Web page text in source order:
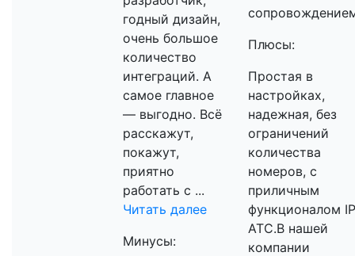
годный дизайн,
очень большое
количество
интеграций. А
самое главное
— выгодно. Всё
расскажут,
покажут,
приятно
работать с ...
Читать далее
Минусы:
Плюсы:
Простая в
настройках,
надежная, без
ограничений
количества
номеров, с
приличным
функционалом IP
АТС.В нашей
компании